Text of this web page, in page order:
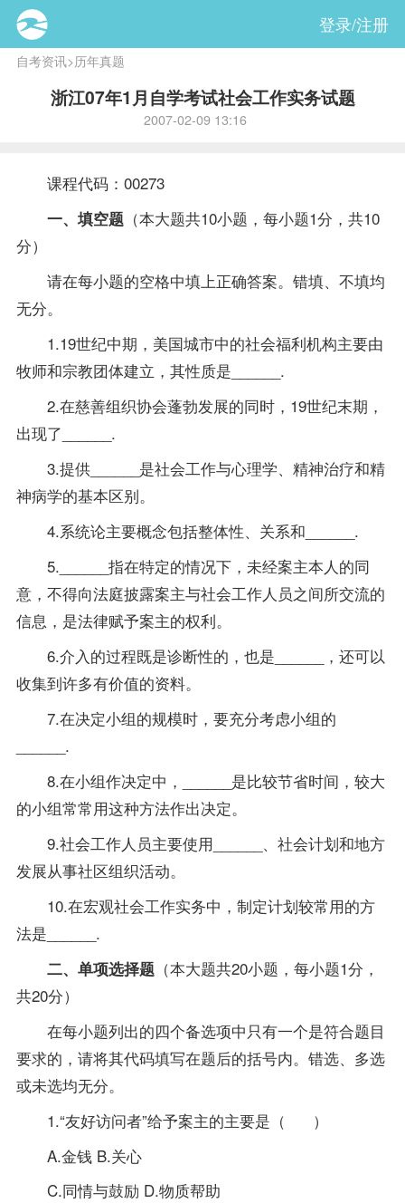
登录/注册
自考资讯>历年真题
浙江07年1月自学考试社会工作实务试题
2007-02-09 13:16
课程代码：00273
一、填空题（本大题共10小题，每小题1分，共10
分）
请在每小题的空格中填上正确答案。错填、不填均
无分。
1.19世纪中期，美国城市中的社会福利机构主要由
牧师和宗教团体建立，其性质是______.
2.在慈善组织协会蓬勃发展的同时，19世纪末期，
出现了______.
3.提供______是社会工作与心理学、精神治疗和精
神病学的基本区别。
4.系统论主要概念包括整体性、关系和______.
5.______指在特定的情况下，未经案主本人的同
意，不得向法庭披露案主与社会工作人员之间所交流的
信息，是法律赋予案主的权利。
6.介入的过程既是诊断性的，也是______，还可以
收集到许多有价值的资料。
7.在决定小组的规模时，要充分考虑小组的
______.
8.在小组作决定中，______是比较节省时间，较大
的小组常常用这种方法作出决定。
9.社会工作人员主要使用______、社会计划和地方
发展从事社区组织活动。
10.在宏观社会工作实务中，制定计划较常用的方
法是______.
二、单项选择题（本大题共20小题，每小题1分，
共20分）
在每小题列出的四个备选项中只有一个是符合题目
要求的，请将其代码填写在题后的括号内。错选、多选
或未选均无分。
1.“友好访问者”给予案主的主要是（ ）
A.金钱 B.关心
C.同情与鼓励 D.物质帮助